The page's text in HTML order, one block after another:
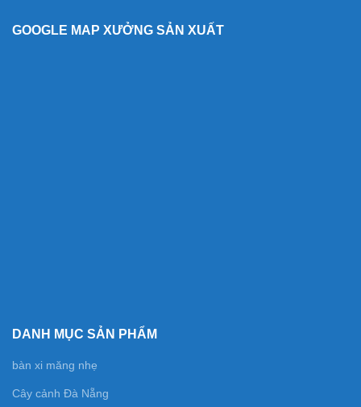
GOOGLE MAP XƯỞNG SẢN XUẤT
DANH MỤC SẢN PHẨM
bàn xi măng nhẹ
Cây cảnh Đà Nẵng